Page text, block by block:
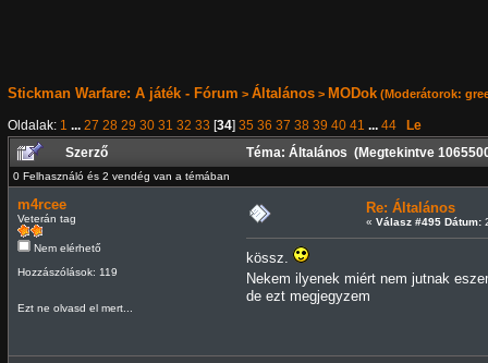
Stickman Warfare: A játék - Fórum > Általános> MODok(Moderátorok:
Oldalak: 1 ... 27 28 29 30 31 32 33 [34] 35 36 37 38 39 40 41 ... 44
Le
Szerző
Téma: Általános (Megtekintve
0 Felhasználó és 2 vendég van a témában
m4rcee
Veterán tag
Nem elérhető
Hozzászólások: 119
Ezt ne olvasd el mert...
Re: Általános
« Válasz #495 Dátum:
kössz.
Nekem ilyenek miért nem jutnak
de ezt megjegyzem